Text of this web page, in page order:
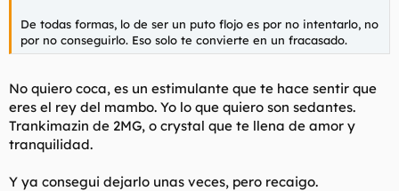
De todas formas, lo de ser un puto flojo es por no intentarlo, no
por no conseguirlo. Eso solo te convierte en un fracasado.
No quiero coca, es un estimulante que te hace sentir que
eres el rey del mambo. Yo lo que quiero son sedantes.
Trankimazin de 2MG, o crystal que te llena de amor y
tranquilidad.
Y ya consegui dejarlo unas veces, pero recaigo.